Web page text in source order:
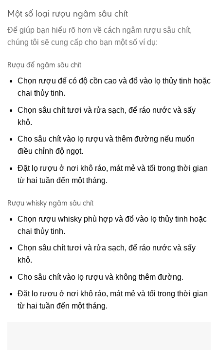
Một số loại rượu ngâm sâu chít
Để giúp bạn hiểu rõ hơn về cách ngâm rượu sâu chít,
chúng tôi sẽ cung cấp cho bạn một số ví dụ:
Rượu đế ngâm sâu chít
Chọn rượu đế có độ cồn cao và đổ vào lọ thủy tinh hoặc
chai thủy tinh.
Chọn sâu chít tươi và rửa sạch, để ráo nước và sấy
khô.
Cho sâu chít vào lọ rượu và thêm đường nếu muốn
điều chỉnh độ ngọt.
Đặt lọ rượu ở nơi khô ráo, mát mẻ và tối trong thời gian
từ hai tuần đến một tháng.
Rượu whisky ngâm sâu chít
Chọn rượu whisky phù hợp và đổ vào lọ thủy tinh hoặc
chai thủy tinh.
Chọn sâu chít tươi và rửa sạch, để ráo nước và sấy
khô.
Cho sâu chít vào lọ rượu và không thêm đường.
Đặt lọ rượu ở nơi khô ráo, mát mẻ và tối trong thời gian
từ hai tuần đến một tháng.